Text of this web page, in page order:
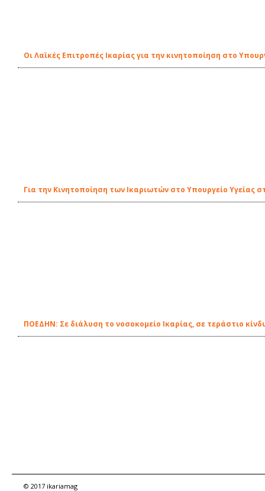
Οι Λαϊκές Επιτροπές Ικαρίας για την κινητοποίηση στο
Για την Κινητοποίηση των Ικαριωτών στο Υπουργείο Υγείας
ΠΟΕΔΗΝ: Σε διάλυση το νοσοκομείο Ικαρίας, σε τεράστιο
© 2017 ikariamag